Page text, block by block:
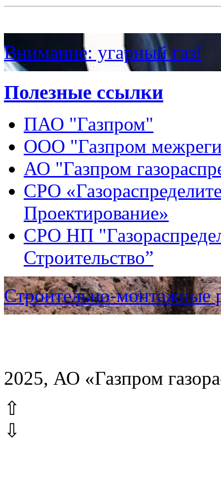
Внимание: угарный газ!
Полезные ссылки
ПАО "Газпром"
ООО "Газпром
АО "Газпром
СРО
Проектирование»
СРО НП
Строительство”
Строительно-монтажные
2025, АО «Газпром
⇧
⇩